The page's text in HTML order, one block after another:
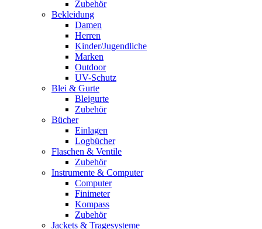
Zubehör
Bekleidung
Damen
Herren
Kinder/Jugendliche
Marken
Outdoor
UV-Schutz
Blei & Gurte
Bleigurte
Zubehör
Bücher
Einlagen
Logbücher
Flaschen & Ventile
Zubehör
Instrumente & Computer
Computer
Finimeter
Kompass
Zubehör
Jackets & Tragesysteme